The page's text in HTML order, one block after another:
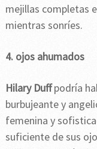
mejillas completas
mientras sonríes.
4. ojos ahumados
Hilary Duffpodría
burbujeante y
femenina y
suficiente de sus